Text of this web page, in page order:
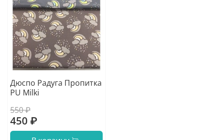
Дюспо Радуга Пропитка
PU Milki
550 ₽
450 ₽